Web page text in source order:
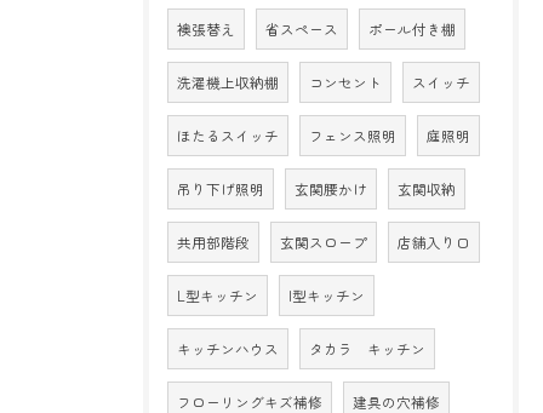
襖張替え 省スペース ポール付き棚
洗濯機上収納棚 コンセント スイッチ
ほたるスイッチ フェンス照明 庭照明
吊り下げ照明 玄関腰かけ 玄関収納
共用部階段 玄関スロープ 店舗入り口
L型キッチン I型キッチン
キッチンハウス タカラ キッチン
フローリングキズ補修 建具の穴補修